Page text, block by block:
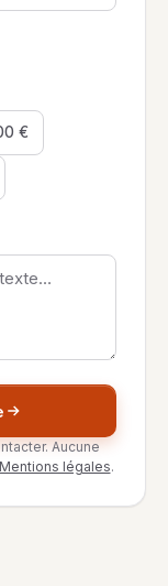
€
Aucune
Mentions légales.